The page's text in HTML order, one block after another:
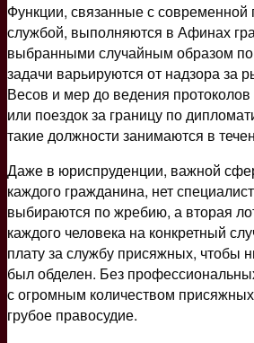
Функции, связанные с современной
службой, выполняются в Афинах
выбранными случайным образом
задачи варьируются от надзора за
Весов и мер до ведения протоколов
или поездок за границу по
такие должности занимаются в
Даже в юриспруденции, важной
каждого гражданина, нет
выбираются по жребию, а вторая
каждого человека на конкретный
плату за службу присяжных, чтобы
был обделен. Без
с огромным количеством
грубое правосудие.